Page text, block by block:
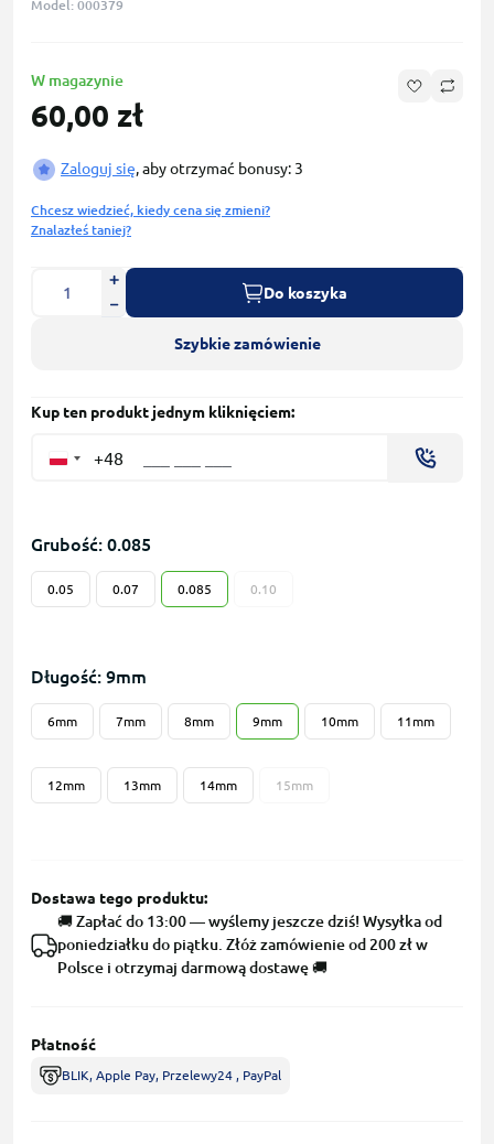
Model: 000379
W magazynie
60,00 zł
Zaloguj się, aby otrzymać bonusy: 3
Chcesz wiedzieć, kiedy cena się zmieni?
Znalazłeś taniej?
Do koszyka
Szybkie zamówienie
Kup ten produkt jednym kliknięciem:
+48
Grubość: 0.085
0.05 0.07 0.085 0.10
Długość: 9mm
6mm 7mm 8mm 9mm 10mm 11mm
12mm 13mm 14mm 15mm
Dostawa tego produktu:
🚚 Zapłać do 13:00 — wyślemy jeszcze dziś! Wysyłka od
poniedziałku do piątku. Złóż zamówienie od 200 zł w
Polsce i otrzymaj darmową dostawę 🚚
Płatność
BLIK, Apple Pay, Przelewy24 , PayPal